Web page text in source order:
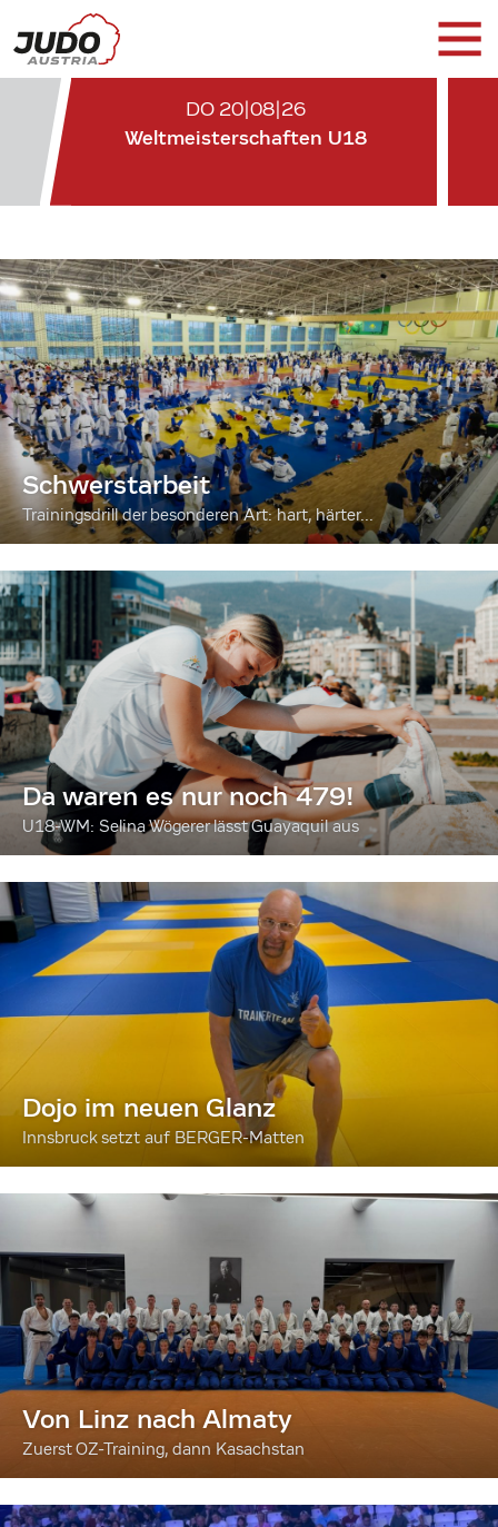
DO 20|08|26
Weltmeisterschaften U18
Schwerstarbeit
Trainingsdrill der besonderen Art: hart, härter...
Da waren es nur noch 479!
U18-WM: Selina Wögerer lässt Guayaquil aus
Dojo im neuen Glanz
Innsbruck setzt auf BERGER-Matten
Von Linz nach Almaty
Zuerst OZ-Training, dann Kasachstan